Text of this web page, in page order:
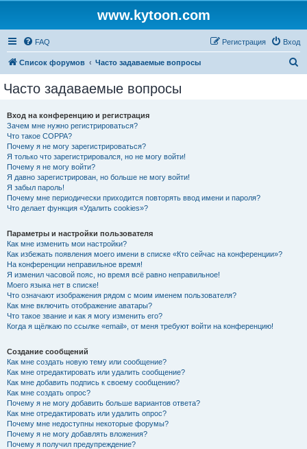
www.kytoon.com
FAQ Вход
Регистрация
Список форумов Часто задаваемые вопросы
Часто задаваемые вопросы
Вход на конференцию и регистрация
Зачем мне нужно регистрироваться?
Что такое COPPA?
Почему я не могу зарегистрироваться?
Я только что зарегистрировался, но не могу войти!
Почему я не могу войти?
Я давно зарегистрирован, но больше не могу войти!
Я забыл пароль!
Почему мне периодически приходится повторять ввод имени и пароля?
Что делает функция «Удалить cookies»?
Параметры и настройки пользователя
Как мне изменить мои настройки?
Как избежать появления моего имени в списке «Кто сейчас на конференции»?
На конференции неправильное время!
Я изменил часовой пояс, но время всё равно неправильное!
Моего языка нет в списке!
Что означают изображения рядом с моим именем пользователя?
Как мне включить отображение аватары?
Что такое звание и как я могу изменить его?
Когда я щёлкаю по ссылке «email», от меня требуют войти на конференцию!
Создание сообщений
Как мне создать новую тему или сообщение?
Как мне отредактировать или удалить сообщение?
Как мне добавить подпись к своему сообщению?
Как мне создать опрос?
Почему я не могу добавить больше вариантов ответа?
Как мне отредактировать или удалить опрос?
Почему мне недоступны некоторые форумы?
Почему я не могу добавлять вложения?
Почему я получил предупреждение?